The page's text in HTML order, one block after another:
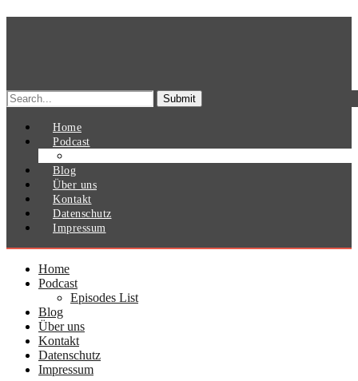
Search
for:
Home
Podcast
Blog
Über uns
Kontakt
Datenschutz
Impressum
Home
Podcast
Episodes List
Blog
Über uns
Kontakt
Datenschutz
Impressum